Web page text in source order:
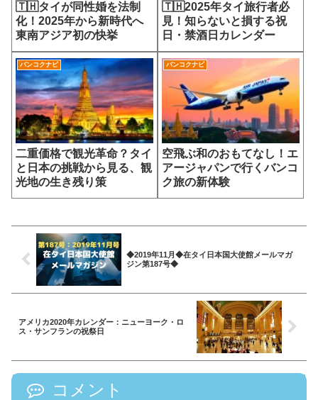
🇹🇭タイが同性婚を法制
化！2025年から新時代へ
東南アジア初の快挙
🇹🇭2025年タイ旅行者必
見！知らないと損する祝
日・禁酒日カレンダー
バンコクナビ
二重価格で観光革命？タイ
と日本の挑戦から見る、観
光地の生き残り策
バンコクナビ
空飛ぶ和のおもてなし！エ
アージャパンで行くバンコ
ク旅の新体験
◆2019年11月◆在タイ日本国大使館メールマガ
ジン第187号◆
アメリカ2020年カレンダー：ニューヨーク・ロ
ス・サンフランの祝祭日
コメント